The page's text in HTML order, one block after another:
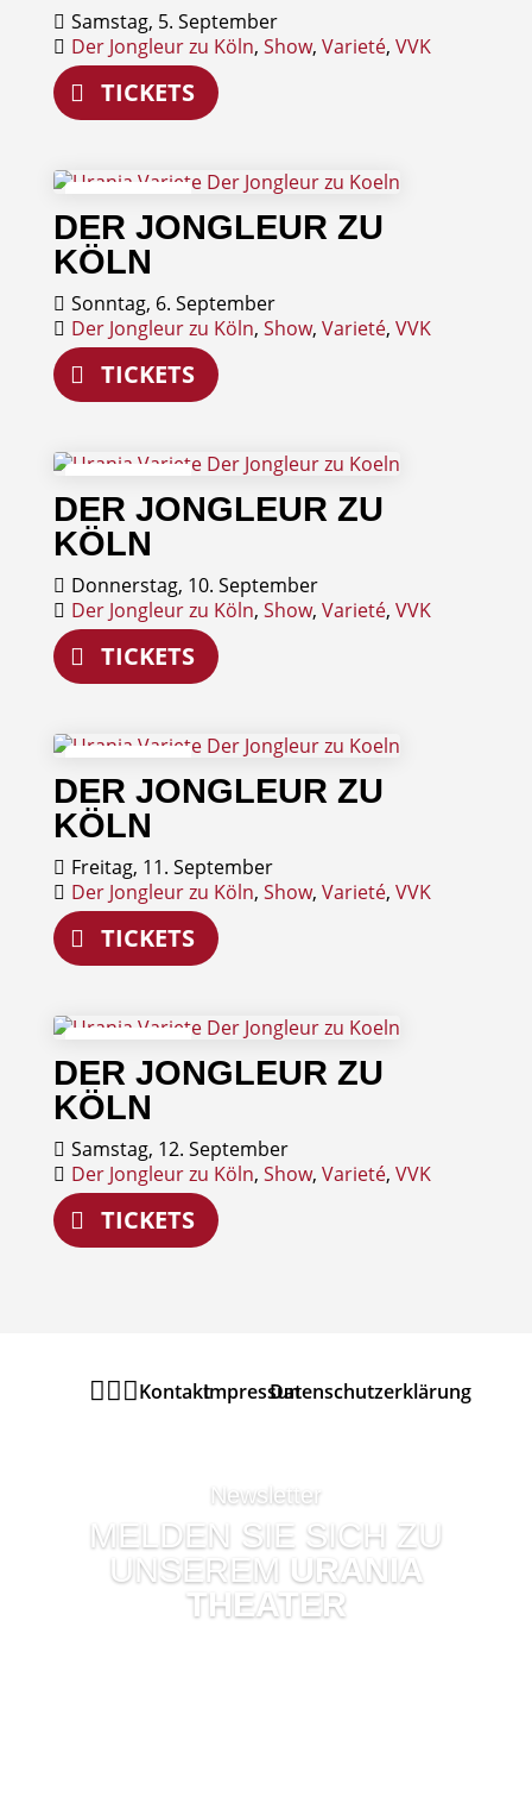
Samstag, 5. September
Der Jongleur zu Köln, Show, Varieté, VVK
TICKETS
06
September
DER JONGLEUR ZU
KÖLN
Sonntag, 6. September
Der Jongleur zu Köln, Show, Varieté, VVK
TICKETS
10
September
DER JONGLEUR ZU
KÖLN
Donnerstag, 10. September
Der Jongleur zu Köln, Show, Varieté, VVK
TICKETS
11
September
DER JONGLEUR ZU
KÖLN
Freitag, 11. September
Der Jongleur zu Köln, Show, Varieté, VVK
TICKETS
12
September
DER JONGLEUR ZU
KÖLN
Samstag, 12. September
Der Jongleur zu Köln, Show, Varieté, VVK
TICKETS
KontaktImpressumDatenschutzerklärung
Newsletter
MELDEN SIE SICH ZU
UNSEREM URANIA
THEATER